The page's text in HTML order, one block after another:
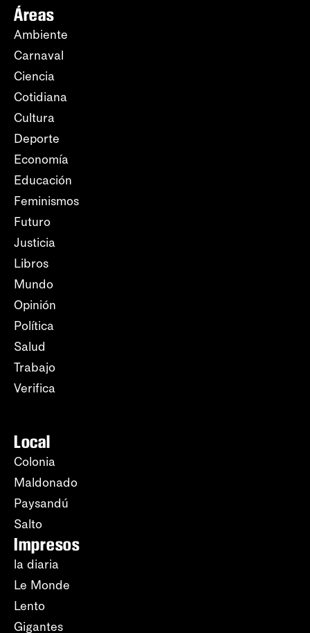
Áreas
Ambiente
Carnaval
Ciencia
Cotidiana
Cultura
Deporte
Economía
Educación
Feminismos
Futuro
Justicia
Libros
Mundo
Opinión
Política
Salud
Trabajo
Verifica
Local
Colonia
Maldonado
Paysandú
Salto
Impresos
la diaria
Le Monde
Lento
Gigantes